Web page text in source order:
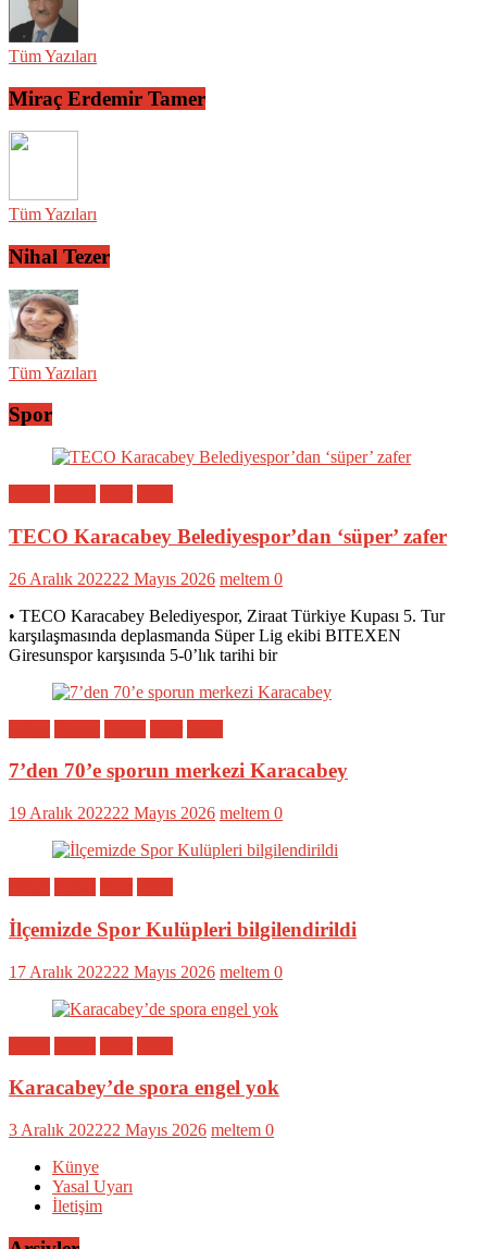
Tüm Yazıları
Miraç Erdemir Tamer
Tüm Yazıları
Nihal Tezer
Tüm Yazıları
Spor
TECO Karacabey Belediyespor’dan ‘süper’ zafer
26 Aralık 202222 Mayıs 2026 meltem 0
• TECO Karacabey Belediyespor, Ziraat Türkiye Kupası 5. Tur
karşılaşmasında deplasmanda Süper Lig ekibi BITEXEN
Giresunspor karşısında 5-0’lık tarihi bir
7’den 70’e sporun merkezi Karacabey
19 Aralık 202222 Mayıs 2026 meltem 0
İlçemizde Spor Kulüpleri bilgilendirildi
17 Aralık 202222 Mayıs 2026 meltem 0
Karacabey’de spora engel yok
3 Aralık 202222 Mayıs 2026 meltem 0
Künye
Yasal Uyarı
İletişim